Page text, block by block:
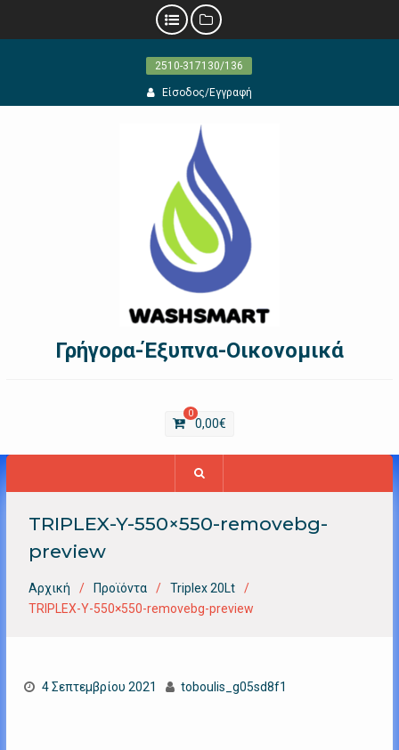
2510-317130/136
Είσοδος/Εγγραφή
Γρήγορα-Έξυπνα-Οικονομικά
0
0,00€
TRIPLEX-Y-550×550-removebg-
preview
Αρχική Προϊόντα
Triplex 20Lt
TRIPLEX-Y-550×550-removebg-preview
4 Σεπτεμβρίου 2021 toboulis_g05sd8f1